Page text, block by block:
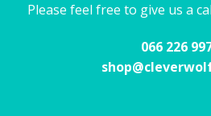
Please feel free to give us a
066 226